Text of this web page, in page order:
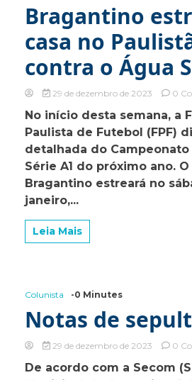
Bragantino
casa no
contra o Água
29 de dezembro de 2023 0
No início desta semana, a
Paulista de Futebol (FPF)
detalhada do Campeonato
Série A1 do próximo ano.
Bragantino estreará no
janeiro,...
Leia Mais
Colunista -0 Minutes
Notas de
29 de dezembro de 2023 0
De acordo com a Secom